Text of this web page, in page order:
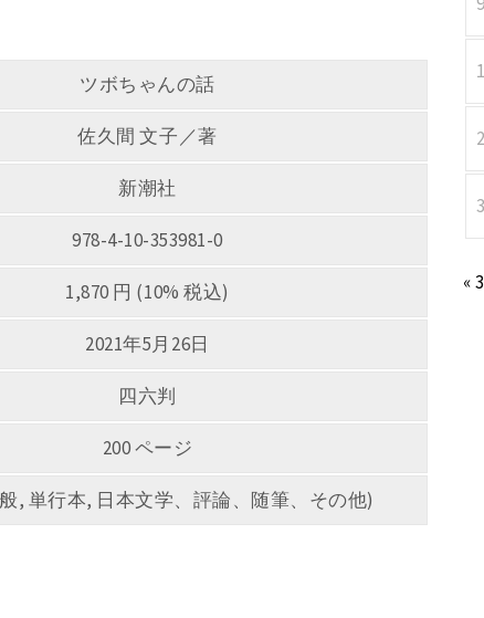
ツボちゃんの話
佐久間 文子／著
新潮社
978-4-10-353981-0
1,870 円 (10% 税込)
2021年5月26日
四六判
200 ページ
般, 単行本, 日本文学、評論、随筆、その他)
«